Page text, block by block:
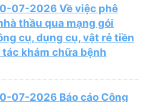
07-2026 Về việc phê
thầu qua mạng gói
cụ, dụng cụ, vật rẻ tiền
khám chữa bệnh
07-2026 Báo cáo Công